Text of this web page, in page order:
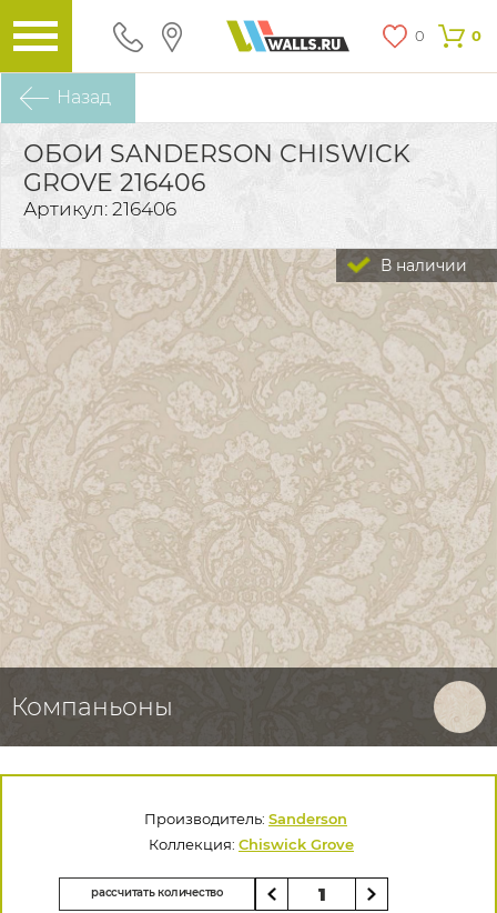
0 0
Назад
ОБОИ SANDERSON CHISWICK
GROVE 216406
Артикул: 216406
В наличии
Компаньоны
Производитель: Sanderson
Коллекция: Chiswick Grove
рассчитать количество